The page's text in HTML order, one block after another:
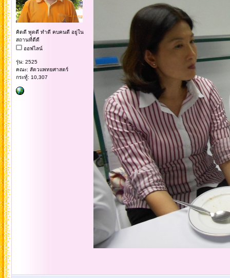
คิดดี พูดดี ทำดี คบคนดี อยู่ใน
สถานที่ดีดี
ออฟไลน์
รุ่น: 2525
คณะ: สัตวแพทยศาสตร์
กระทู้: 10,307